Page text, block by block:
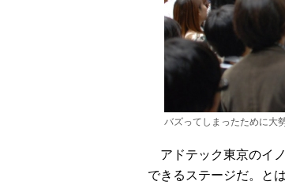
バズってしまったために大
アドテック東京のイ
できるステージだ。と